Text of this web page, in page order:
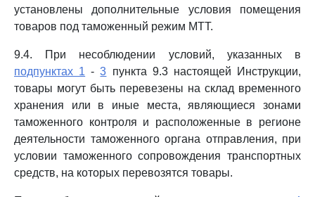
установлены дополнительные условия помещения
товаров под таможенный режим МТТ.
9.4. При несоблюдении условий, указанных в
подпунктах 1 -3 пункта 9.3 настоящей Инструкции,
товары могут быть перевезены на склад временного
хранения или в иные места, являющиеся зонами
таможенного контроля и расположенные в регионе
деятельности таможенного органа отправления, при
условии таможенного сопровождения транспортных
средств, на которых перевозятся товары.